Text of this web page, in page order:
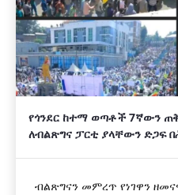
የጎንደር ከተማ ወጣቶች 7ኛውን
ለብልጽግና ፓርቲ ያላቸውን ድጋፍ
ብልጽግናን መምረጥ የነገዋን